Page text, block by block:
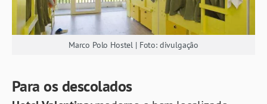
Marco Polo Hostel | Foto: divulgação
Para os descolados